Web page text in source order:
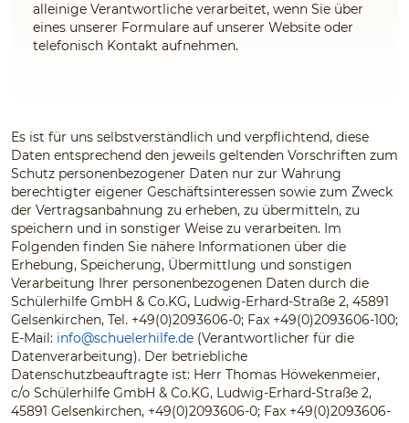
alleinige Verantwortliche verarbeitet, wenn Sie über
eines unserer Formulare auf unserer Website oder
telefonisch Kontakt aufnehmen.
Es ist für uns selbstverständlich und verpflichtend, diese
Daten entsprechend den jeweils geltenden Vorschriften zum
Schutz personenbezogener Daten nur zur Wahrung
berechtigter eigener Geschäftsinteressen sowie zum Zweck
der Vertragsanbahnung zu erheben, zu übermitteln, zu
speichern und in sonstiger Weise zu verarbeiten. Im
Folgenden finden Sie nähere Informationen über die
Erhebung, Speicherung, Übermittlung und sonstigen
Verarbeitung Ihrer personenbezogenen Daten durch die
Schülerhilfe GmbH & Co.KG, Ludwig-Erhard-Straße 2, 45891
Gelsenkirchen, Tel. +49(0)2093606-0; Fax +49(0)2093606-100;
E-Mail: info@schuelerhilfe.de (Verantwortlicher für die
Datenverarbeitung). Der betriebliche
Datenschutzbeauftragte ist: Herr Thomas Höwekenmeier,
c/o Schülerhilfe GmbH & Co.KG, Ludwig-Erhard-Straße 2,
45891 Gelsenkirchen, +49(0)2093606-0; Fax +49(0)2093606-